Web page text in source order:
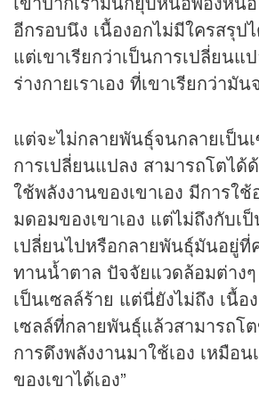
อีกรอบนึง เนื้องอกไม่มีใครสรุป
แต่เขาเรียกว่าเป็นการเปลี่ยนแ
ร่างกายเราเอง ที่เขาเรียกว่ามั
แต่จะไม่กลายพันธุ์จนกลายเป็น
การเปลี่ยนแปลง สามารถโตได้
ใช้พลังงานของเขาเอง มีการใ
มดอมของเขาเอง แต่ไม่ถึงกับเป็
เปลี่ยนไปหรือกลายพันธุ์มันอยู่ที่
ทานน้ำตาล ปัจจัยแวดล้อมต่าง
เป็นเซลล์ร้าย แต่นี่ยังไม่ถึง เนื้อ
เซลล์ที่กลายพันธุ์แล้วสามารถโ
การดึงพลังงานมาใช้เอง เหมือ
ของเขาได้เอง”